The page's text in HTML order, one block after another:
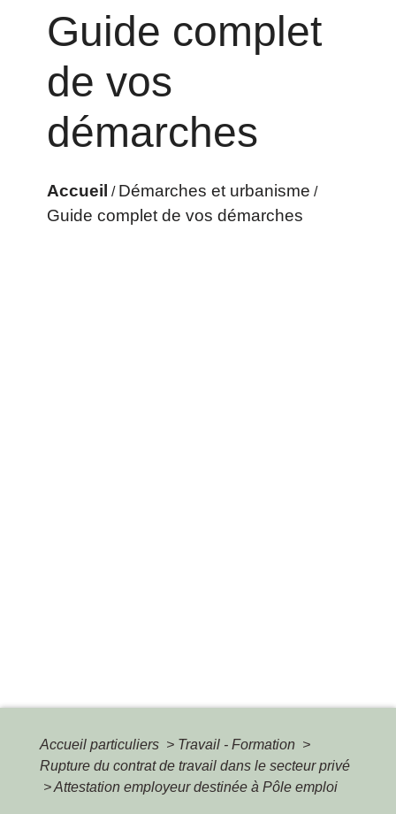
Guide complet
de vos
démarches
Accueil / Démarches et urbanisme /
Guide complet de vos démarches
Accueil particuliers > Travail - Formation >
Rupture du contrat de travail dans le secteur privé
>Attestation employeur destinée à Pôle emploi